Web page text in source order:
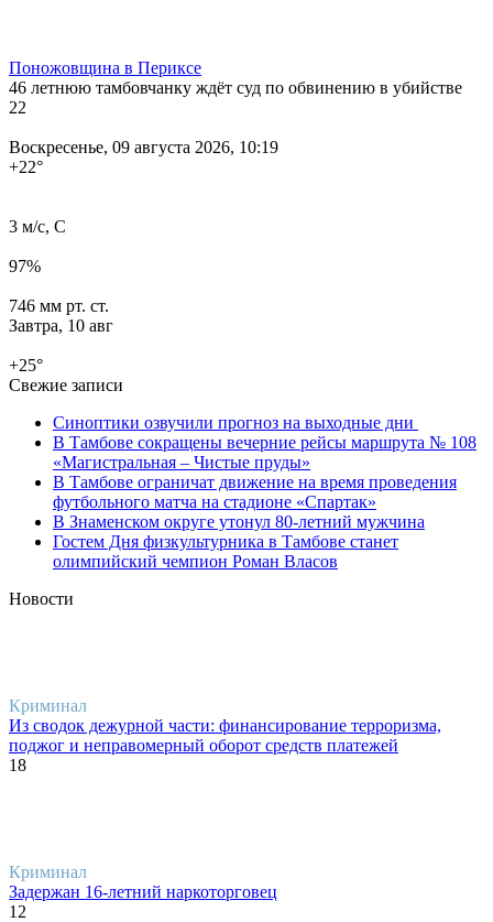
Поножовщина в Периксе
46 летнюю тамбовчанку ждёт суд по обвинению в убийстве
22
Воскресенье, 09 августа 2026, 10:19
+22°
3 м/с, С
97%
746 мм рт. ст.
Завтра, 10 авг
+25°
Свежие записи
Синоптики озвучили прогноз на выходные дни
В Тамбове сокращены вечерние рейсы маршрута № 108
«Магистральная – Чистые пруды»
В Тамбове ограничат движение на время проведения
футбольного матча на стадионе «Спартак»
В Знаменском округе утонул 80-летний мужчина
Гостем Дня физкультурника в Тамбове станет
олимпийский чемпион Роман Власов
Новости
Криминал
Из сводок дежурной части: финансирование терроризма,
поджог и неправомерный оборот средств платежей
18
Криминал
Задержан 16-летний наркоторговец
12